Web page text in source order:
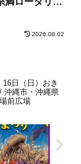
2026.08.02
日（日）おき
沖縄市・沖縄県
前広場